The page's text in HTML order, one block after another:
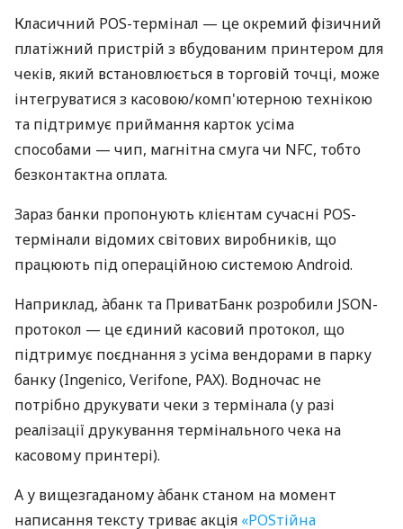
Класичний POS-термінал — це окремий фізичний
платіжний пристрій з вбудованим принтером для
чеків, який встановлюється в торговій точці, може
інтегруватися з касовою/комп'ютерною технікою
та підтримує приймання карток усіма
способами — чип, магнітна смуга чи NFC, тобто
безконтактна оплата.
Зараз банки пропонують клієнтам сучасні POS-
термінали відомих світових виробників, що
працюють під операційною системою Android.
Наприклад, àбанк та ПриватБанк розробили JSON-
протокол — це єдиний касовий протокол, що
підтримує поєднання з усіма вендорами в парку
банку (Ingenico, Verifone, PAX). Водночас не
потрібно друкувати чеки з термінала (у разі
реалізації друкування термінального чека на
касовому принтері).
А у вищезгаданому àбанк станом на момент
написання тексту триває акція «POSтійна